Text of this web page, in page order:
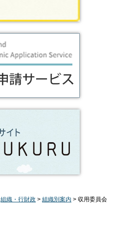
組織・行財政 > 組織別案内 > 収用委員会